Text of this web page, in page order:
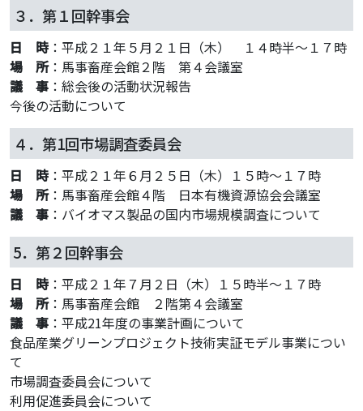
３．第１回幹事会
日 時：平成２１年５月２１日（木） １４時半～１７時
場 所：馬事畜産会館２階 第４会議室
議 事 ：総会後の活動状況報告
今後の活動について
４．第1回市場調査委員会
日 時：平成２１年６月２５日（木）１５時～１７時
場 所：馬事畜産会館４階 日本有機資源協会会議室
議 事 ：バイオマス製品の国内市場規模調査について
5．第２回幹事会
日 時：平成２１年７月２日（木）１５時半～１７時
場 所：馬事畜産会館 ２階第４会議室
議 事 ：平成21年度の事業計画について
食品産業グリーンプロジェクト技術実証モデル事業につい
て
市場調査委員会について
利用促進委員会について